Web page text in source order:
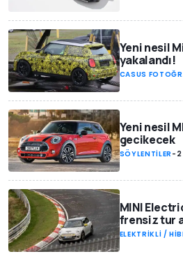
Yeni nesil
yakalandı!
CASUS
Yeni nesil
gecikecek
SÖYLENTİLER -
MINI
frensiz tur
ELEKTRİKLİ /